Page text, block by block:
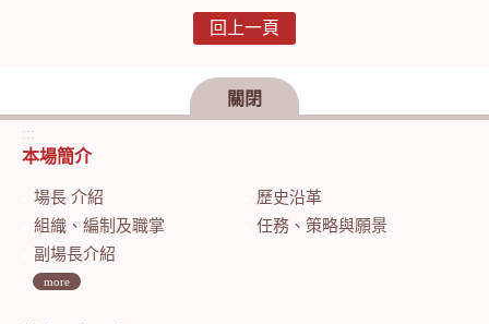
回上一頁
關閉
:::
本場簡介
場長 介紹
歷史沿革
組織、編制及職掌
任務、策略與願景
副場長介紹
more